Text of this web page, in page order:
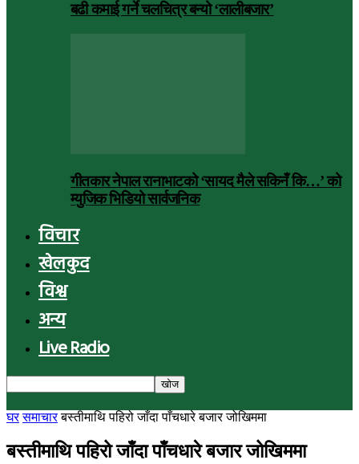
बढी कमाई गर्ने चलचित्र बन्यो ‘लालीबजार’
गीतकार नेपाल रानाभाटको ‘सायद मैले सकिनँ कि…’ को
म्युजिक भिडियो सार्वजनिक
विचार
खेलकुद
विश्व
अन्य
Live Radio
घर समाचार बस्तीमाथि पहिरो जाँदा पाँचधारे बजार जोखिममा
बस्तीमाथि पहिरो जाँदा पाँचधारे बजार जोखिममा